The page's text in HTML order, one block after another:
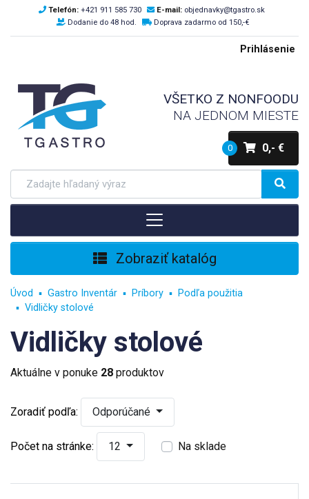
Telefón: +421 911 585 730 E-mail: objednavky@tgastro.sk
Dodanie do 48 hod.
Doprava zadarmo od 150,-€
Prihlásenie
VŠETKO Z NONFOODU
NA JEDNOM MIESTE
0 0,- €
Zobraziť katalóg
Úvod Gastro Inventár Príbory
Podľa použitia
Vidličky stolové
Vidličky stolové
Aktuálne v ponuke 28 produktov
Zoradiť podľa: Odporúčané
Počet na stránke: 12 Na sklade